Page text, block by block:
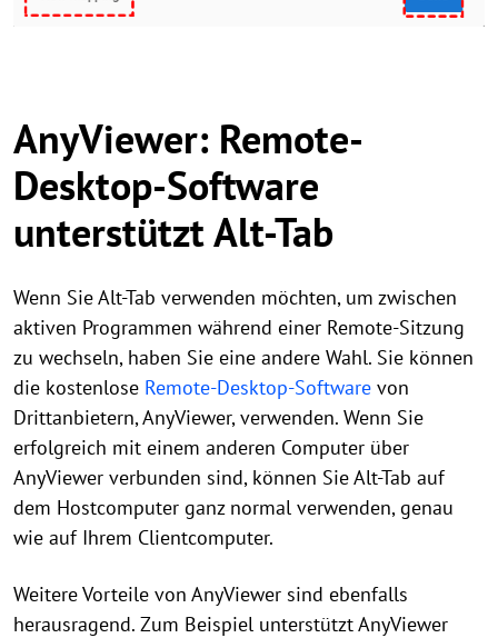
AnyViewer: Remote-
Desktop-Software
unterstützt Alt-Tab
Wenn Sie Alt-Tab verwenden möchten, um zwischen
aktiven Programmen während einer Remote-Sitzung
zu wechseln, haben Sie eine andere Wahl. Sie können
die kostenlose Remote-Desktop-Software von
Drittanbietern, AnyViewer, verwenden. Wenn Sie
erfolgreich mit einem anderen Computer über
AnyViewer verbunden sind, können Sie Alt-Tab auf
dem Hostcomputer ganz normal verwenden, genau
wie auf Ihrem Clientcomputer.
Weitere Vorteile von AnyViewer sind ebenfalls
herausragend. Zum Beispiel unterstützt AnyViewer